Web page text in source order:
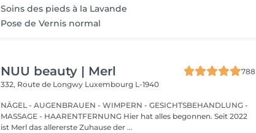
Soins des pieds à la Lavande
Pose de Vernis normal
NUU beauty | Merl
788
332, Route de Longwy Luxembourg L-1940
NÄGEL - AUGENBRAUEN - WIMPERN - GESICHTSBEHANDLUNG -
MASSAGE - HAARENTFERNUNG Hier hat alles begonnen. Seit 2022
ist Merl das allererste Zuhause der ...